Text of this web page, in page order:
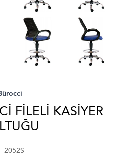
FILELI KASIYER
2052S